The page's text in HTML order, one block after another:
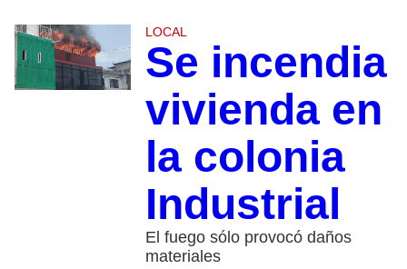
LOCAL
Se incendia
vivienda en
la colonia
Industrial
El fuego sólo provocó daños
materiales